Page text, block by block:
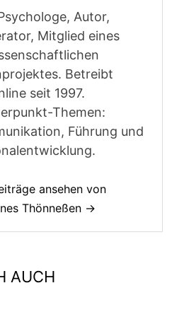
Autor,
Mitglied eines
Betreibt
seit 1997.
Themen:
Führung und
ansehen von
Thönneßen →
AUCH